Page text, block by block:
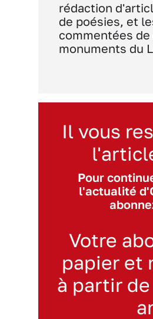
rédaction
de poésies, et
commentées
monuments du
Il vous
Pour
l'actualité
Votre
papier et
à partir